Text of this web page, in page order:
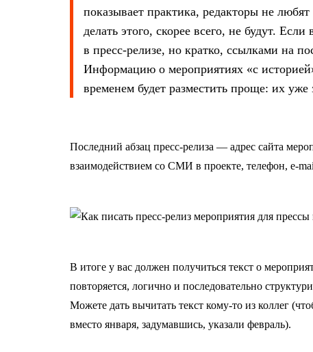
показывает практика, редакторы не
делать этого, скорее всего, не будут.
в пресс-релизе, но кратко, ссылками на
Информацию о мероприятиях «с
временем будет разместить проще: их
Последний абзац пресс-релиза — адрес сайта
взаимодействием со СМИ в проекте, телефон, e-
В итоге у вас должен получиться текст о
повторяется, логично и последовательно
Можете дать вычитать текст кому-то из коллег
вместо января, задумавшись, указали февраль).